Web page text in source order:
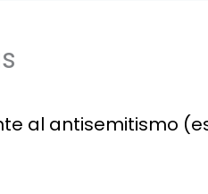
al antisemitismo